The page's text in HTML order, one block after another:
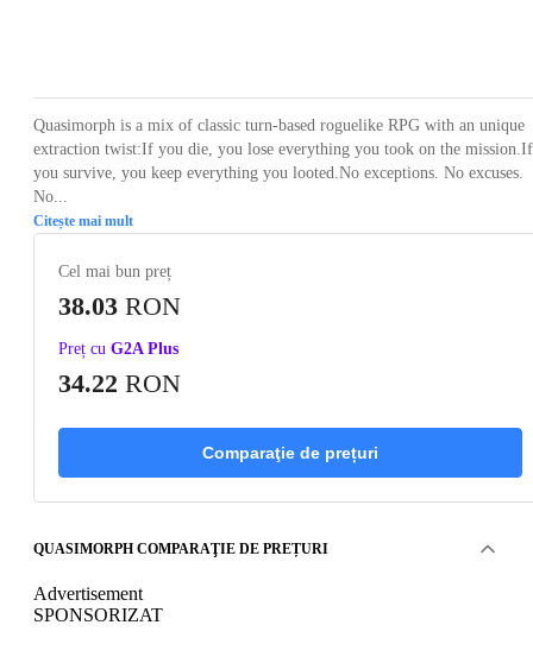
Quasimorph is a mix of classic turn-based roguelike RPG with an unique
extraction twist:If you die, you lose everything you took on the mission.If
you survive, you keep everything you looted.No exceptions. No excuses.
No...
Citește mai mult
Cel mai bun preț
38.03 RON
Preț cu G2A Plus
34.22 RON
Comparaţie de prețuri
QUASIMORPH COMPARAŢIE DE PREȚURI
Advertisement
SPONSORIZAT